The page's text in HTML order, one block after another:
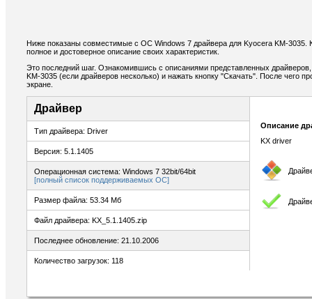
Ниже показаны совместимые с ОС Windows 7 драйвера для Kyocera KM-
полное и достоверное описание своих характеристик.
Это последний шаг. Ознакомившись с описаниями представленных
KM-3035 (если драйверов несколько) и нажать кнопку "Скачать". После чего
экране.
Драйвер
Тип драйвера: Driver
Версия: 5.1.1405
Операционная система: Windows 7 32bit/64bit
[полный список поддерживаемых ОС]
Размер файла: 53.34 Мб
Файл драйвера: KX_5.1.1405.zip
Последнее обновление: 21.10.2006
Количество загрузок: 118
Описание
KX driver